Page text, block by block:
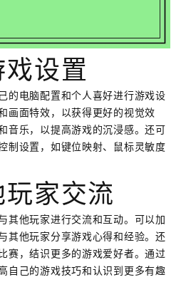
设置
的电脑配置和个人喜好进行游戏设
画面特效，以获得更好的视觉效
音乐，以提高游戏的沉浸感。还可
制设置，如键位映射、鼠标灵敏度
家交流
其他玩家进行交流和互动。可以加
其他玩家分享游戏心得和经验。还
赛，结识更多的游戏爱好者。通过
自己的游戏技巧和认识到更多有趣